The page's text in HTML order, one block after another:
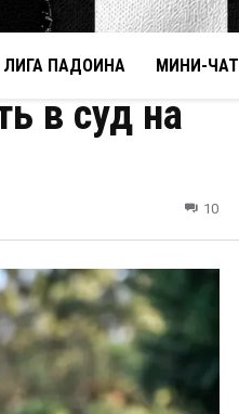
ЛИГА ПАДОИНА МИНИ-ЧАТ
в суд на
10